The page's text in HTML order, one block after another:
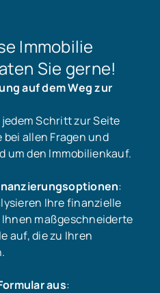
Immobilie
Sie gerne!
auf dem Weg zur
Schritt zur Seite
allen Fragen und
um den Immobilienkauf.
:
Ihre finanzielle
maßgeschneiderte
auf, die zu Ihren
aus: